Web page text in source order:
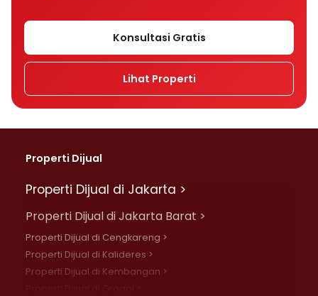
Konsultasi Gratis
Lihat Properti
Properti Dijual
Properti Dijual di Jakarta >
Properti Dijual di Jakarta Barat >
Properti Dijual di Cengkareng >
Properti Dijual di Kalideres >
Properti Dijual di Kembangan >